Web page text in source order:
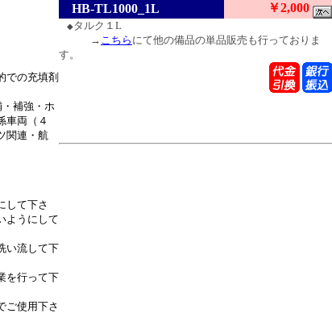
での充填剤
補強・ホ
車両（４
関連・航
して下さ
ようにして
い流して下
を行って下
ご使用下さ
HB-TL1000_1L ￥2,000
◆タルク１L
→ こちら にて他の備品の単品販売も行っておりま
す。